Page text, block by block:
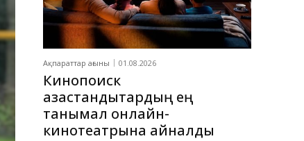
Ақпараттар ағыны 01.08.2026
Кинопоиск
қазақстандықтардың ең
танымал онлайн-
кинотеатрына айналды